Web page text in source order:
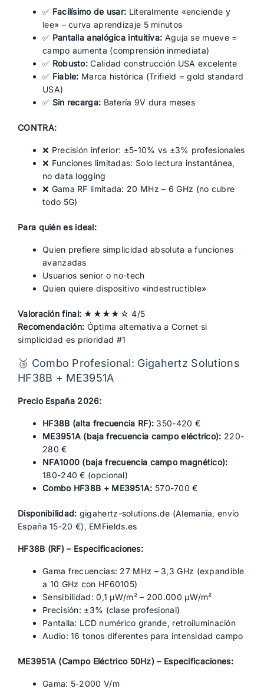
✅ Facilísimo de usar: Literalmente «enciende y
lee» – curva aprendizaje 5 minutos
✅ Pantalla analógica intuitiva: Aguja se mueve =
campo aumenta (comprensión inmediata)
✅ Robusto: Calidad construcción USA excelente
✅ Fiable: Marca histórica (Trifield = gold standard
USA)
✅ Sin recarga: Batería 9V dura meses
CONTRA:
❌ Precisión inferior: ±5-10% vs ±3% profesionales
❌ Funciones limitadas: Solo lectura instantánea,
no data logging
❌ Gama RF limitada: 20 MHz – 6 GHz (no cubre
todo 5G)
Para quién es ideal:
Quien prefiere simplicidad absoluta a funciones
avanzadas
Usuarios senior o no-tech
Quien quiere dispositivo «indestructible»
Valoración final: ★★★★☆ 4/5
Recomendación: Óptima alternativa a Cornet si
simplicidad es prioridad #1
🥉 Combo Profesional: Gigahertz Solutions
HF38B + ME3951A
Precio España 2026:
HF38B (alta frecuencia RF): 350-420 €
ME3951A (baja frecuencia campo eléctrico): 220-
280 €
NFA1000 (baja frecuencia campo magnético):
180-240 € (opcional)
Combo HF38B + ME3951A: 570-700 €
Disponibilidad: gigahertz-solutions.de (Alemania, envío
España 15-20 €), EMFields.es
HF38B (RF) – Especificaciones:
Gama frecuencias: 27 MHz – 3,3 GHz (expandible
a 10 GHz con HF60105)
Sensibilidad: 0,1 µW/m² – 200.000 µW/m²
Precisión: ±3% (clase profesional)
Pantalla: LCD numérico grande, retroiluminación
Audio: 16 tonos diferentes para intensidad campo
ME3951A (Campo Eléctrico 50Hz) – Especificaciones:
Gama: 5-2000 V/m